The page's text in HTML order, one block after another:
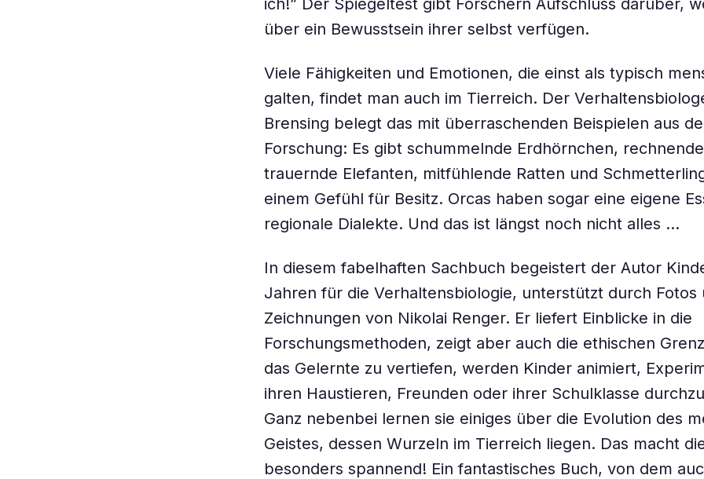
ich!” Der Spiegeltest gibt Forschern Aufschluss darüber,
über ein Bewusstsein ihrer selbst verfügen.
Viele Fähigkeiten und Emotionen, die einst als typisch
galten, findet man auch im Tierreich. Der
Brensing belegt das mit überraschenden Beispielen aus
Forschung: Es gibt schummelnde Erdhörnchen,
trauernde Elefanten, mitfühlende Ratten und
einem Gefühl für Besitz. Orcas haben sogar eine eigene
regionale Dialekte. Und das ist längst noch nicht alles …
In diesem fabelhaften Sachbuch begeistert der Autor
Jahren für die Verhaltensbiologie, unterstützt durch Fotos
Zeichnungen von Nikolai Renger. Er liefert Einblicke in die
Forschungsmethoden, zeigt aber auch die ethischen
das Gelernte zu vertiefen, werden Kinder animiert,
ihren Haustieren, Freunden oder ihrer Schulklasse
Ganz nebenbei lernen sie einiges über die Evolution des
Geistes, dessen Wurzeln im Tierreich liegen. Das macht
besonders spannend! Ein fantastisches Buch, von dem